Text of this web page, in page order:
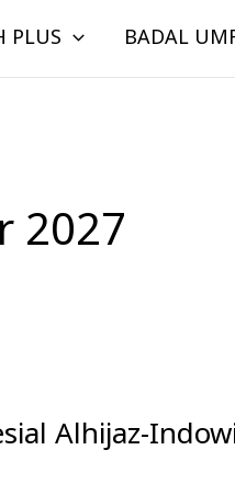
PLUS BADAL
2027
Alhijaz-